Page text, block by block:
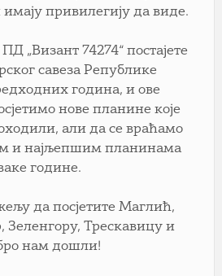
привилегију да виде.
„Визант 74274“ постајете
савеза Републике
година, и ове
нове планине које
али да се враћамо
и најљепшим планинама
године.
да посјетите Маглић,
Трескавицу и
нам дошли!